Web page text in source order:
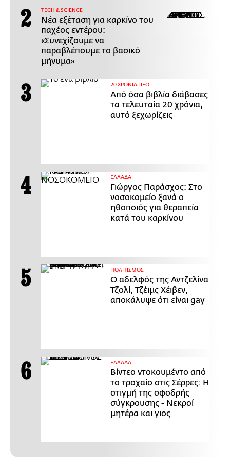
ΤECH & SCIENCE
Νέα εξέταση για καρκίνο του
παχέος εντέρου:
«Συνεχίζουμε να
παραβλέπουμε το βασικό
μήνυμα»
20 ΧΡΟΝΙΑ LIFO
Από όσα βιβλία διάβασες
τα τελευταία 20 χρόνια,
αυτό ξεχωρίζεις
ΕΛΛΑΔΑ
Γιώργος Παράσχος: Στο
νοσοκομείο ξανά ο
ηθοποιός για θεραπεία
κατά του καρκίνου
ΠΟΛΙΤΙΣΜΟΣ
Ο αδελφός της Αντζελίνα
Τζολί, Τζέιμς Χέιβεν,
αποκάλυψε ότι είναι gay
ΕΛΛΑΔΑ
Βίντεο ντοκουμέντο από
το τροχαίο στις Σέρρες: Η
στιγμή της σφοδρής
σύγκρουσης - Νεκροί
μητέρα και γιος